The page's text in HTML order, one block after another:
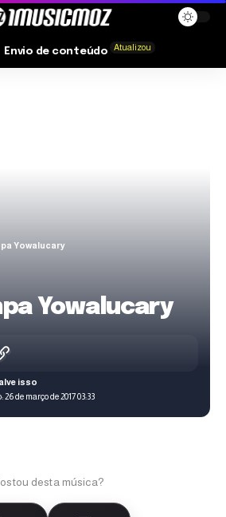
Envio de conteúdo Atualizou
Yowalucary
Yowalucary
de março de 2017 03:33
desta música?